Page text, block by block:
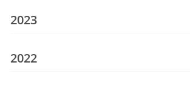
2023
2022